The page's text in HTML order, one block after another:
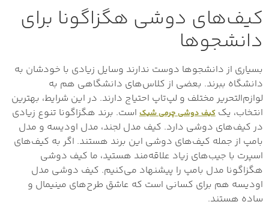
کیف‌های دوشی هگزاگونا برای
دانشجوها
بسیاری از دانشجوها دوست ندارند وسایل زیادی با خودشان به
دانشگاه ببرند. بعضی از کلاس‌های دانشگاهی هم به
لوازم‌التحریر مختلف و لپ‌تاپ احتیاج دارند. در این شرایط، بهترین
انتخاب، یک کیف دوشی چرمی شیک است. برند هگزاگونا تنوع زیادی
در کیف‌های دوشی دارد. کیف مدل لجند، مدل اودیسه و مدل
بامپ از جمله کیف‌های دوشی این برند هستند. اگر به کیف‌های
اسپرت با جیب‌های زیاد علاقه‌مند هستید، ما کیف دوشی
هگزاگونا مدل بامپ را پیشنهاد می‌کنیم. کیف دوشی مدل
اودیسه هم برای کسانی است که عاشق طرح‌های مینیمال و
ساده هستند.